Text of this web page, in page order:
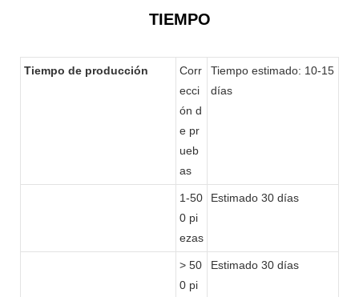
TIEMPO
Tiempo de producción
Corr
ecci
ón d
e pr
ueb
as
Tiempo estimado: 10-15
días
1-50
0 pi
ezas
Estimado 30 días
> 50
0 pi
Estimado 30 días